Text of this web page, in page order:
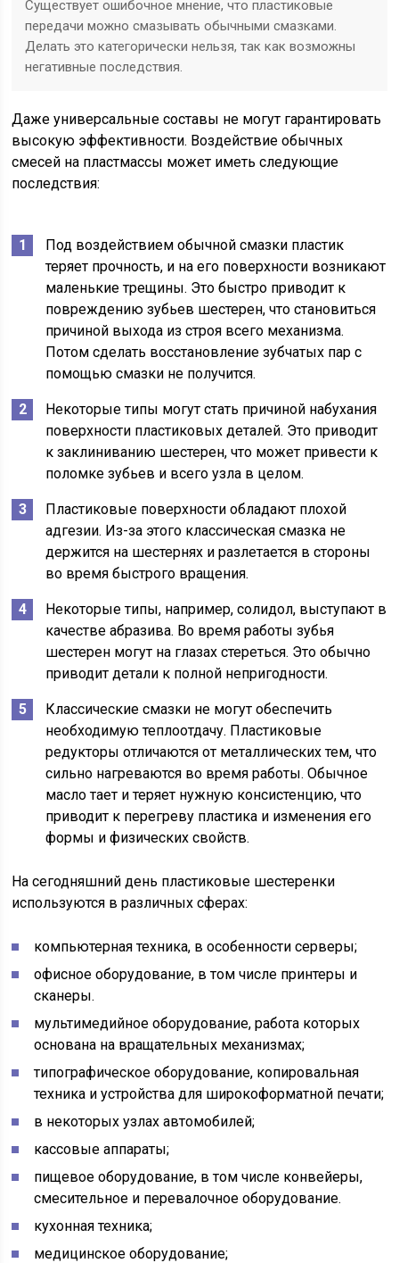
Существует ошибочное мнение, что пластиковые
передачи можно смазывать обычными смазками.
Делать это категорически нельзя, так как возможны
негативные последствия.
Даже универсальные составы не могут гарантировать
высокую эффективности. Воздействие обычных
смесей на пластмассы может иметь следующие
последствия:
Под воздействием обычной смазки пластик
теряет прочность, и на его поверхности возникают
маленькие трещины. Это быстро приводит к
повреждению зубьев шестерен, что становиться
причиной выхода из строя всего механизма.
Потом сделать восстановление зубчатых пар с
помощью смазки не получится.
Некоторые типы могут стать причиной набухания
поверхности пластиковых деталей. Это приводит
к заклиниванию шестерен, что может привести к
поломке зубьев и всего узла в целом.
Пластиковые поверхности обладают плохой
адгезии. Из-за этого классическая смазка не
держится на шестернях и разлетается в стороны
во время быстрого вращения.
Некоторые типы, например, солидол, выступают в
качестве абразива. Во время работы зубья
шестерен могут на глазах стереться. Это обычно
приводит детали к полной непригодности.
Классические смазки не могут обеспечить
необходимую теплоотдачу. Пластиковые
редукторы отличаются от металлических тем, что
сильно нагреваются во время работы. Обычное
масло тает и теряет нужную консистенцию, что
приводит к перегреву пластика и изменения его
формы и физических свойств.
На сегодняшний день пластиковые шестеренки
используются в различных сферах:
компьютерная техника, в особенности серверы;
офисное оборудование, в том числе принтеры и
сканеры.
мультимедийное оборудование, работа которых
основана на вращательных механизмах;
типографическое оборудование, копировальная
техника и устройства для широкоформатной печати;
в некоторых узлах автомобилей;
кассовые аппараты;
пищевое оборудование, в том числе конвейеры,
смесительное и перевалочное оборудование.
кухонная техника;
медицинское оборудование;